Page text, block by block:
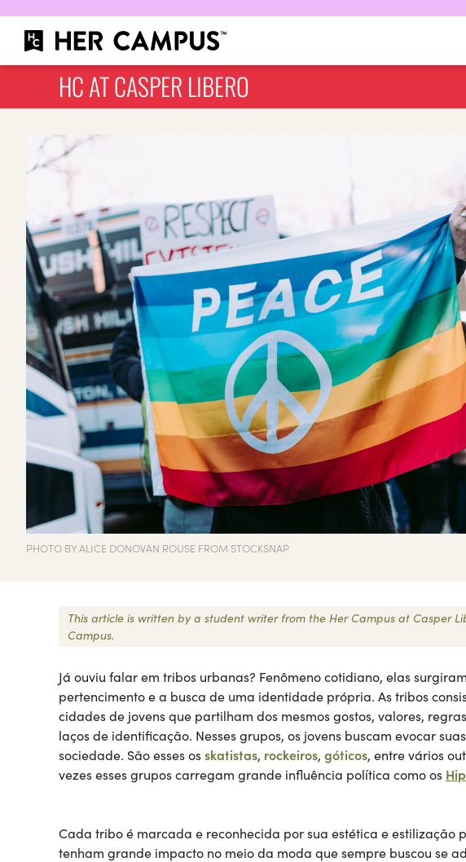
HC AT CASPER LIBERO
PHOTO BY ALICE DONOVAN ROUSE FROM STOCKSNAP
This article is written by a student writer from the Her Campus at Casper
Campus.
Já ouviu falar em tribos urbanas? Fenômeno cotidiano, elas
pertencimento e a busca de uma identidade própria. As tribos
cidades de jovens que partilham dos mesmos gostos, valores,
laços de identificação. Nesses grupos, os jovens buscam evocar
sociedade. São esses osskatistas, rockeiros, góticos, entre vários
vezes esses grupos carregam grande influência política como os
Cada tribo é marcada e reconhecida por sua estética e estilização
tenham grande impacto no meio da moda que sempre buscou se